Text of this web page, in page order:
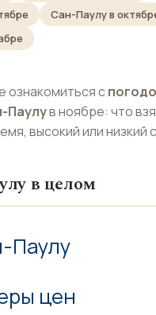
Сан-Паулу в
ознакомиться с
Паулув ноябре: что
высокий или низкий
в целом
Паулу
цен